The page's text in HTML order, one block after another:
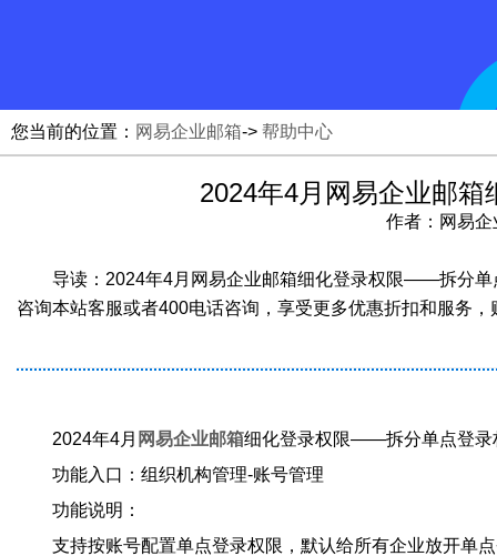
您当前的位置： 网易企业邮箱-> 帮助中心
2024年4月网易企业邮
作者：网易
导读：2024年4月网易企业邮箱细化登录权限——拆分单
咨询本站客服或者400电话咨询，享受更多优惠折扣和服务
2024年4月 网易企业邮箱细化登录权限——拆分单点登录
功能入口：组织机构管理-账号管理
功能说明：
支持按账号配置单点登录权限，默认给所有企业放开单